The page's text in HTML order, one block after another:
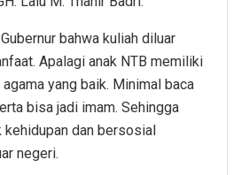
bahwa kuliah diluar
Apalagi anak NTB memiliki
yang baik. Minimal baca
bisa jadi imam. Sehingga
dan bersosial
negeri.